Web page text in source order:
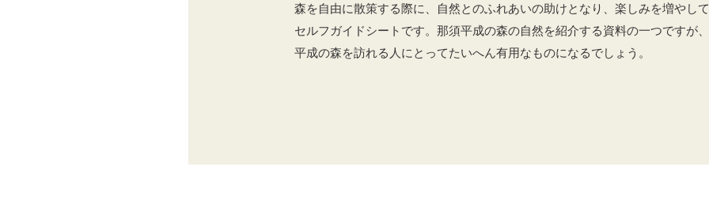
森を自由に散策する際に、自然とのふれあいの助けとなり、楽しみを増やし
セルフガイドシートです。那須平成の森の自然を紹介する資料の一つですが
平成の森を訪れる人にとってたいへん有用なものになるでしょう。